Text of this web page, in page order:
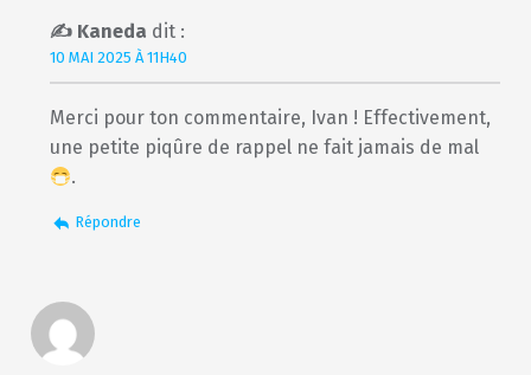
Kaneda dit :
10 MAI 2025 À 11H40
Merci pour ton commentaire, Ivan ! Effectivement,
une petite piqûre de rappel ne fait jamais de mal
.
Répondre